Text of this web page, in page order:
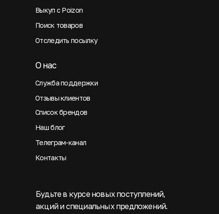
Будьте в курсе новых поступлений,
акций и специальных предложений.
Выкуп с Poizon
Поиск товаров
Отследить посылку
Служба поддержки
О нас
Отзывы клиентов
Список брендов
Наш блог
Телеграм-канал
Контакты